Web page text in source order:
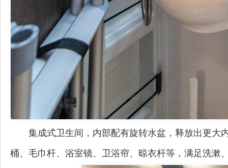
集成式卫生间 ，内部配有旋转水盆，释放出更大
桶、毛巾杆、浴室镜、卫浴帘、晾衣杆等，满足洗